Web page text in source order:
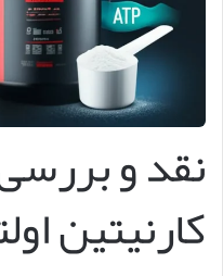
نقد و
کارنیتین